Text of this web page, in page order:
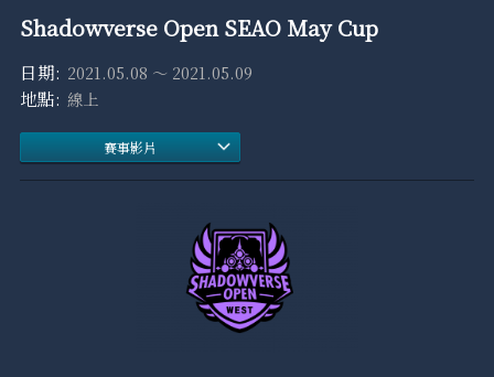
Shadowverse Open SEAO May Cup
2021.05.08 ～ 2021.05.09
線上
賽事影片